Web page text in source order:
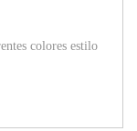
colores estilo